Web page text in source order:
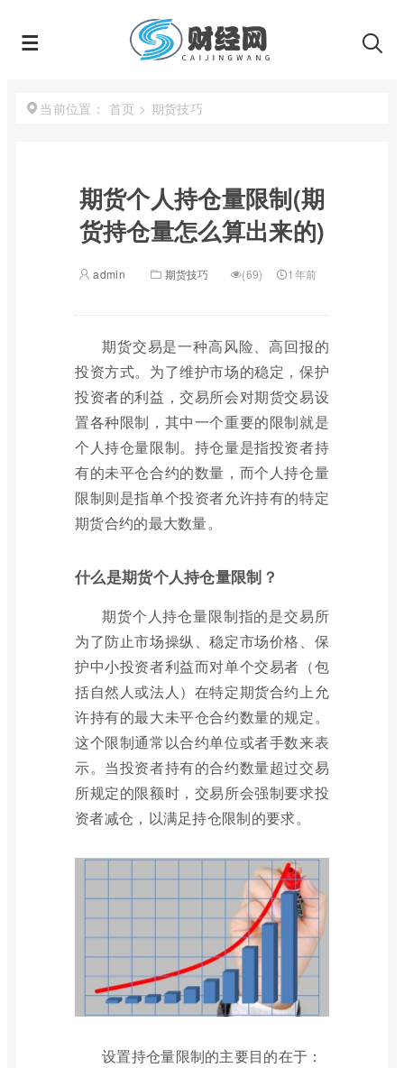
当前位置： 首页 > 期货技巧
期货个人持仓量限制(期
货持仓量怎么算出来的)
admin 期货技巧 (69) 1年前
期货交易是一种高风险、高回报的
投资方式。为了维护市场的稳定，保护
投资者的利益，交易所会对期货交易设
置各种限制，其中一个重要的限制就是
个人持仓量限制。持仓量是指投资者持
有的未平仓合约的数量，而个人持仓量
限制则是指单个投资者允许持有的特定
期货合约的最大数量。
什么是期货个人持仓量限制？
期货个人持仓量限制指的是交易所
为了防止市场操纵、稳定市场价格、保
护中小投资者利益而对单个交易者（包
括自然人或法人）在特定期货合约上允
许持有的最大未平仓合约数量的规定。
这个限制通常以合约单位或者手数来表
示。当投资者持有的合约数量超过交易
所规定的限额时，交易所会强制要求投
资者减仓，以满足持仓限制的要求。
设置持仓量限制的主要目的在于：